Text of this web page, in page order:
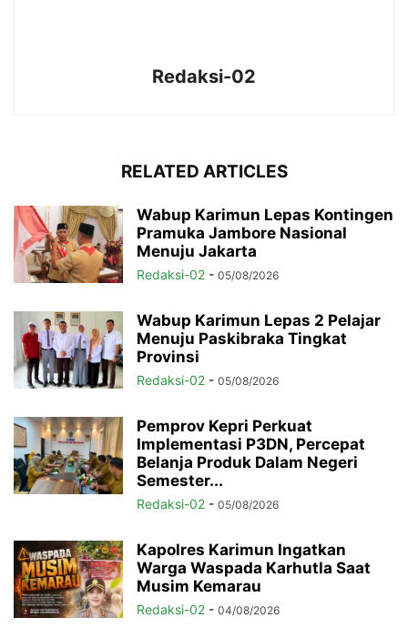
Redaksi-02
RELATED ARTICLES
Wabup Karimun Lepas Kontingen
Pramuka Jambore Nasional
Menuju Jakarta
Redaksi-02 - 05/08/2026
Wabup Karimun Lepas 2 Pelajar
Menuju Paskibraka Tingkat
Provinsi
Redaksi-02 - 05/08/2026
Pemprov Kepri Perkuat
Implementasi P3DN, Percepat
Belanja Produk Dalam Negeri
Semester...
Redaksi-02 - 05/08/2026
Kapolres Karimun Ingatkan
Warga Waspada Karhutla Saat
Musim Kemarau
Redaksi-02 - 04/08/2026